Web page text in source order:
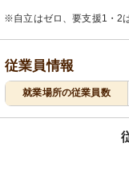
※自立はゼロ、要支援1・2
従業員情報
就業場所の従業員数